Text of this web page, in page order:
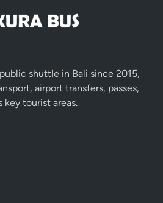
shuttle in Bali since 2015,
airport transfers, passes,
key tourist areas.